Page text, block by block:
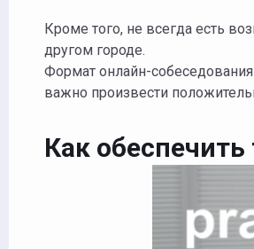
Кроме того, не всегда есть
другом городе.
Формат онлайн-
важно произвести
Как